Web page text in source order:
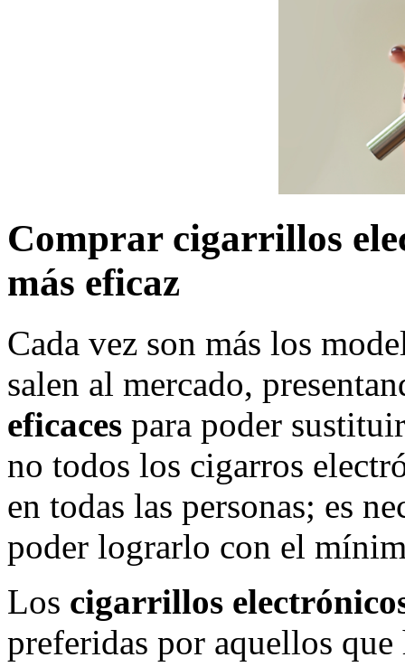
Comprar cigarrillos
más eficaz
Cada vez son más los
salen al mercado,
eficaces para poder
no todos los cigarros
en todas las personas; es
poder lograrlo con el
Los cigarrillos
preferidas por aquellos